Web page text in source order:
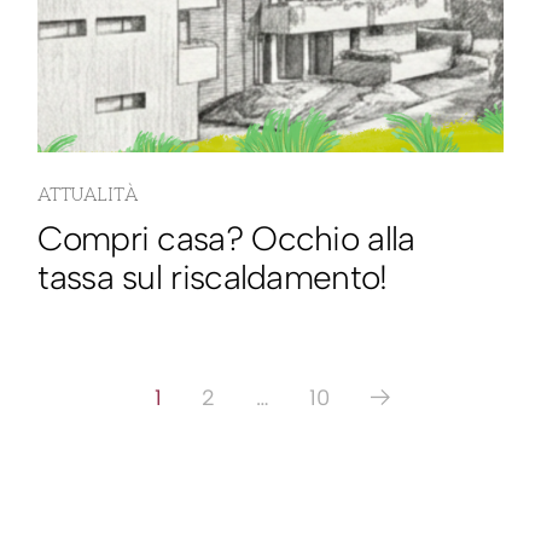
ATTUALITÀ
Compri casa? Occhio alla
tassa sul riscaldamento!
1 2 … 10